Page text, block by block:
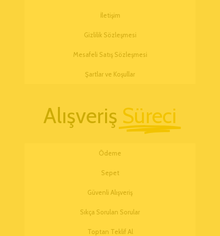
İletişim
Gizlilik Sözleşmesi
Mesafeli Satış Sözleşmesi
Şartlar ve Koşullar
Alışveriş Süreci
Ödeme
Sepet
Güvenli Alışveriş
Sıkça Sorulan Sorular
Toptan Teklif Al